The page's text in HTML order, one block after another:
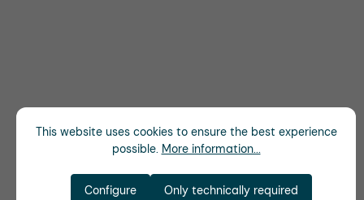
This website uses cookies to ensure the best experience
possible. More information...
Only technically required
Configure